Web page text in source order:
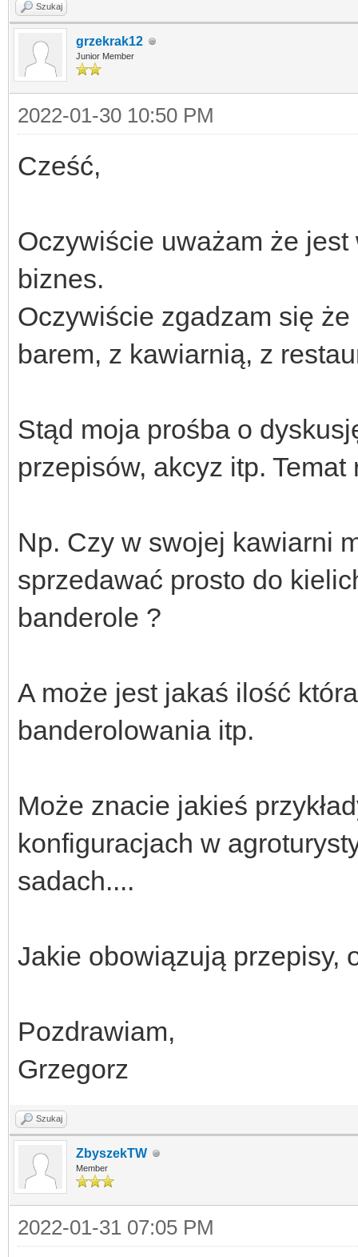
Szukaj
grzekrak12
Junior Member
2022-01-30 10:50 PM
Cześć,
Oczywiście uważam że
biznes.
Oczywiście zgadzam się
barem, z kawiarnią, z
Stąd moja prośba o
przepisów, akcyz itp. Temat
Np. Czy w swojej kawiarni
sprzedawać prosto do
banderole ?
A może jest jakaś ilość
banderolowania itp.
Może znacie jakieś
konfiguracjach w
sadach....
Jakie obowiązują przepisy,
Pozdrawiam,
Grzegorz
Szukaj
ZbyszekTW
Member
2022-01-31 07:05 PM